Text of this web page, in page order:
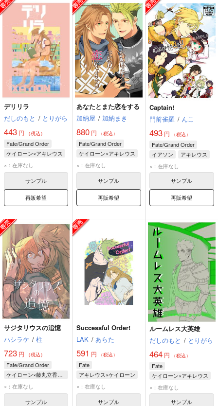
デリリラ
だしのもと / とりがら
443 円 （税込）
Fate/Grand Order
ケイローン×アキレウス
ケイローン
アキレウス
×：在庫なし
サンプル
再販希望
あなたとまた恋をする
加納屋 / 加納まき
880 円 （税込）
Fate/Grand Order
ケイローン×アキレウス
ケイローン
アキレウス
×：在庫なし
サンプル
再販希望
Captain!
門前雀羅 / んこ
493円 （税込）
Fate/Grand Order
イアソン
アキレウス
ケイローン
×：在庫なし
サンプル
再販希望
サジタリウスの追憶
ハシラケ / 柱
723 円 （税込）
Fate/Grand Order
ケイローン×藤丸立香（ぐだ子）
藤丸立香（ぐだ子）
ケイローン
×：在庫なし
サンプル
Successful Order!
LAK / あらた
591 円 （税込）
Fate
アキレウス×ケイローン
アキレウス
ケイローン
×：在庫なし
サンプル
ルームレス大英雄
だしのもと / とりがら
464円 （税込）
Fate
ケイローン×アキレウス
ケイローン
アキレウス
×：在庫なし
サンプル